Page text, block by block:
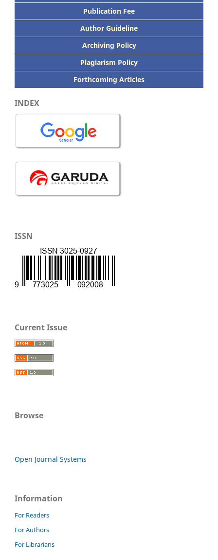
Publication Fee
Author Guideline
Archiving Policy
Plagiarism Policy
Forthcoming Articles
INDEX
ISSN
Current Issue
Browse
Open Journal Systems
Information
For Readers
For Authors
For Librarians